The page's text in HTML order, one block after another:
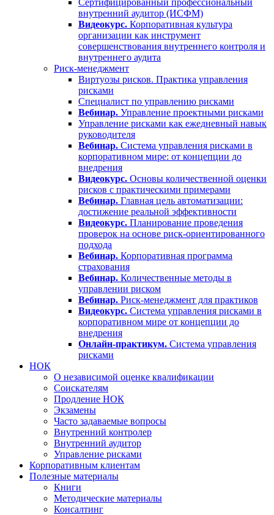
Сертифицированный профессиональный
внутренний аудитор (ИСФМ)
Видеокурс. Корпоративная культура
организации как инструмент
совершенствования внутреннего контроля и
внутреннего аудита
Риск-менеджмент
Виртуозы рисков. Практика управления
рисками
Специалист по управлению рисками
Вебинар. Управление проектными рисками
Управление рисками как ежедневный навык
руководителя
Вебинар. Система управления рисками в
корпоративном мире: от концепции до
внедрения
Видеокурс. Основы количественной оценки
рисков с практическими примерами
Вебинар. Главная цель автоматизации:
достижение реальной эффективности
Видеокурс. Планирование проведения
проверок на основе риск-ориентированного
подхода
Вебинар. Корпоративная программа
страхования
Вебинар. Количественные методы в
управлении риском
Вебинар. Риск-менеджмент для практиков
Видеокурс. Система управления рисками в
корпоративном мире от концепции до
внедрения
Онлайн-практикум. Система управления
рисками
НОК
О независимой оценке квалификации
Соискателям
Продление НОК
Экзамены
Часто задаваемые вопросы
Внутренний контролер
Внутренний аудитор
Управление рисками
Корпоративным клиентам
Полезные материалы
Книги
Методические материалы
Консалтинг